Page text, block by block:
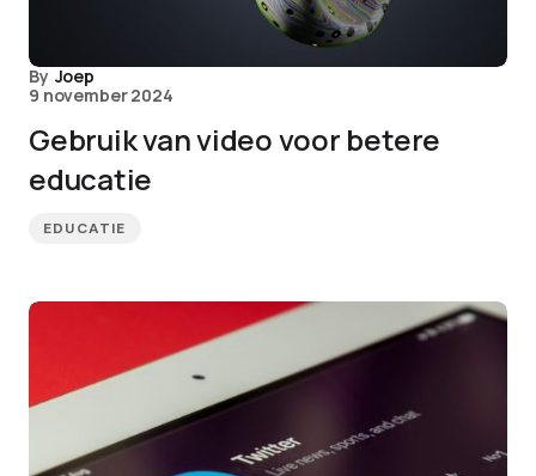
By Joep
9 november 2024
Gebruik van video voor betere
educatie
EDUCATIE